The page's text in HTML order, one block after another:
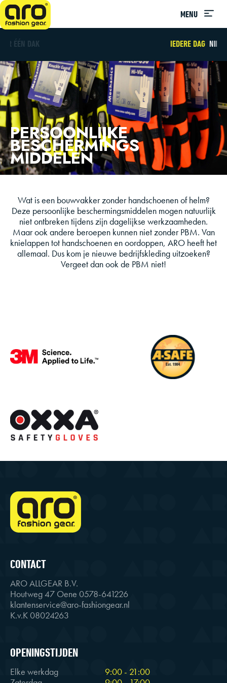
MENU
NIEUWE MODE
PERSOONLIJKE
BESCHERMINGS
MIDDELEN
Wat is een bouwvakker zonder handschoenen of helm?
Deze persoonlijke beschermingsmiddelen mogen natuurlijk
niet ontbreken tijdens zijn dagelijkse werkzaamheden.
Maar ook andere beroepen kunnen niet zonder PBM. Van
knielappen tot handschoenen en oordoppen, ARO heeft het
allemaal. Dus kom je nieuwe bedrijfskleding uitzoeken?
Vergeet dan ook de PBM niet!
CONTACT
ARO ALLGEAR B.V.
Houtweg 47 Oene 0578-641226
klantenservice@aro-fashiongear.nl
K.v.K 08024263
OPENINGSTIJDEN
Elke werkdag
9:00 - 21:00